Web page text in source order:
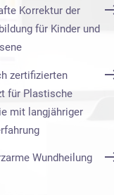
Korrektur der
für Kinder und
zertifizierten
für Plastische
mit langjähriger
Wundheilung